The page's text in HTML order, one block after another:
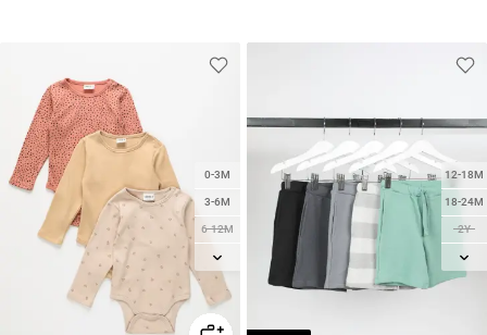
12-18M
18-24M
2Y
3Y
0-3M
3-6M
6-12M
12-18M
18-24M
2Y